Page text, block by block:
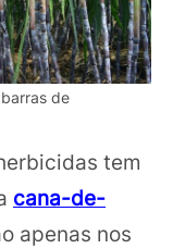
de
tem
cana-de-
apenas nos